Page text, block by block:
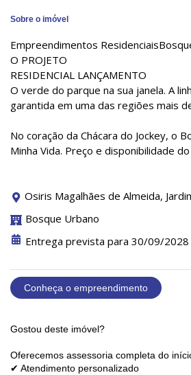
Sobre o imóvel
Empreendimentos
O PROJETO
RESIDENCIAL LANÇAMENTO
O verde do parque na sua janela. A
garantida em uma das regiões mais
No coração da Chácara do Jockey, o
Minha Vida. Preço e disponibilidade
Osiris Magalhães de Almeida,
Bosque Urbano
Entrega prevista para 30/09/2028
Conheça o empreendimento
Gostou deste imóvel?
Oferecemos assessoria completa do
✔ Atendimento personalizado